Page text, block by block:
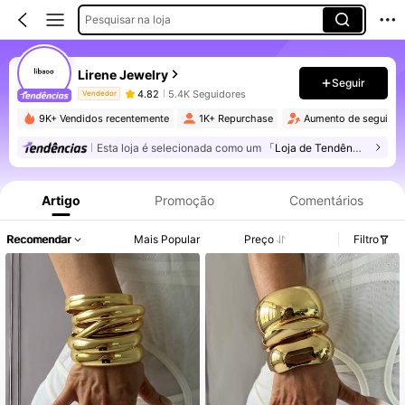
Pesquisar na loja
Lirene Jewelry
Vendedor 4.82 5.4K Seguidores
Seguir
9K+ Vendidos recentemente 1K+ Repurchase Aumento de
Esta loja é selecionada como um 「Loja de Tendências」
Artigo Promoção Comentários
Recomendar Mais Popular Preço Filtro